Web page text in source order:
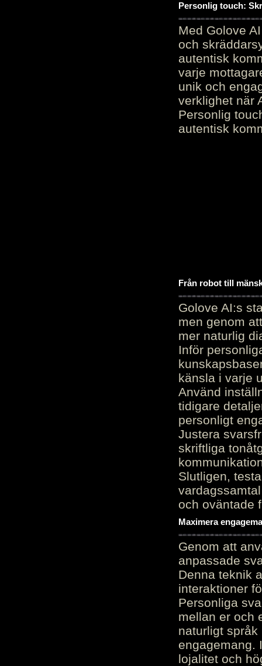
Personlig touch:
Med Golove
och
autentisk
varje
unik och
verklighet när
Personlig
autentisk
Från robot till
Golove AI:s
men genom
mer naturlig
Inför
känsla i varje
Använd
tidigare
personligt
Justera
skriftliga
Slutligen,
och oväntade
Maximera
Genom att
anpassade
Denna teknik
interaktioner
Personliga
mellan er och
naturligt
engagemang.
lojalitet och